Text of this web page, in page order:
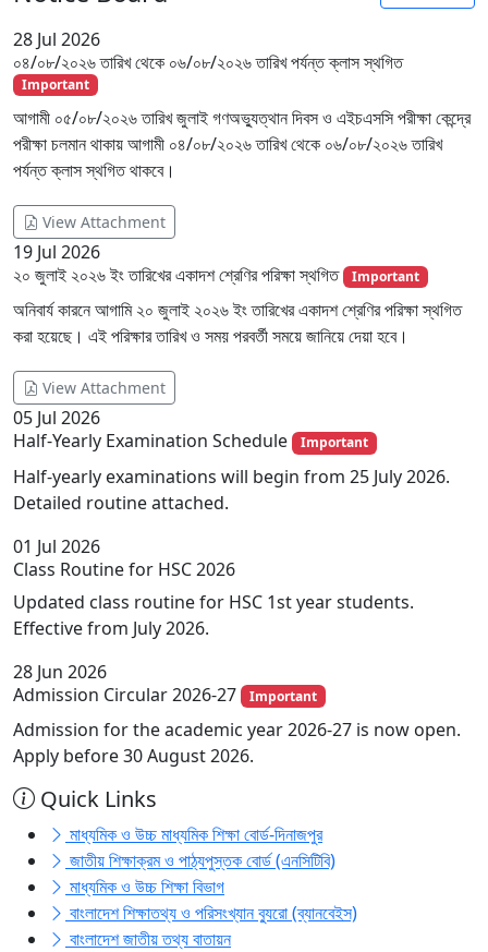
28 Jul 2026
০৪/০৮/২০২৬ তারিখ থেকে ০৬/০৮/২০২৬ তারিখ পর্যন্ত ক্লাস স্থগিত
Important
আগামী ০৫/০৮/২০২৬ তারিখ জুলাই গণঅভ্যুত্থান দিবস ও এইচএসসি পরীক্ষা কেন্দ্রে
পরীক্ষা চলমান থাকায় আগামী ০৪/০৮/২০২৬ তারিখ থেকে ০৬/০৮/২০২৬ তারিখ
পর্যন্ত ক্লাস স্থগিত থাকবে।
View Attachment
19 Jul 2026
২০ জুলাই ২০২৬ ইং তারিখের একাদশ শ্রেণির পরিক্ষা স্থগিত
Important
অনিবার্য কারনে আগামি ২০ জুলাই ২০২৬ ইং তারিখের একাদশ শ্রেণির পরিক্ষা স্থগিত
করা হয়েছে। এই পরিক্ষার তারিখ ও সময় পরবর্তী সময়ে জানিয়ে দেয়া হবে।
View Attachment
05 Jul 2026
Half-Yearly Examination Schedule
Important
Half-yearly examinations will begin from 25 July 2026.
Detailed routine attached.
01 Jul 2026
Class Routine for HSC 2026
Updated class routine for HSC 1st year students.
Effective from July 2026.
28 Jun 2026
Admission Circular 2026-27
Important
Admission for the academic year 2026-27 is now open.
Apply before 30 August 2026.
Quick Links
মাধ্যমিক ও উচ্চ মাধ্যমিক শিক্ষা বোর্ড-দিনাজপুর
জাতীয় শিক্ষাক্রম ও পাঠ্যপুস্তক বোর্ড (এনসিটিবি)
মাধ্যমিক ও উচ্চ শিক্ষা বিভাগ
বাংলাদেশ শিক্ষাতথ্য ও পরিসংখ্যান ব্যুরো (ব্যানবেইস)
বাংলাদেশ জাতীয় তথ্য বাতায়ন